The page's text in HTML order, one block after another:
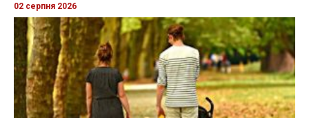
02 серпня 2026